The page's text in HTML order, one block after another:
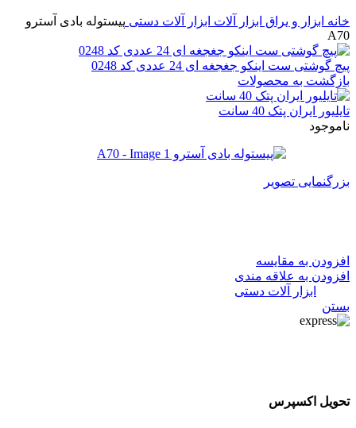
خانه ابزار و یراق ابزار آلات ابزار آلات دستی پیستوله بادی آسترو
A70
پیچ گوشتی ست اینکو جغجغه ای 24 عددی کد 0248
بازگشت به محصولات
تایلیور ایران پتک 40 سانت
ناموجود
بزرگنمایی تصویر
افزودن به مقایسه
افزودن به علاقه مندی
ابزار آلات دستی
بستن
تحویل اکسپرس